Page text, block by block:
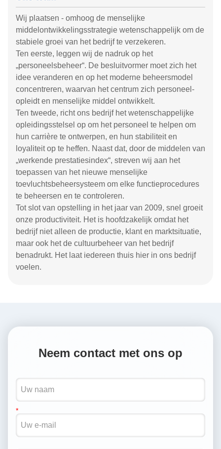
Wij plaatsen - omhoog de menselijke
middelontwikkelingsstrategie wetenschappelijk om de
stabiele groei van het bedrijf te verzekeren.
Ten eerste, leggen wij de nadruk op het
„personeelsbeheer“. De besluitvormer moet zich het
idee veranderen en op het moderne beheersmodel
concentreren, waarvan het centrum zich personeel-
opleidt en menselijke middel ontwikkelt.
Ten tweede, richt ons bedrijf het wetenschappelijke
opleidingsstelsel op om het personeel te helpen om
hun carrière te ontwerpen, en hun stabiliteit en
loyaliteit op te heffen. Naast dat, door de middelen van
„werkende prestatiesindex“, streven wij aan het
toepassen van het nieuwe menselijke
toevluchtsbeheersysteem om elke functieprocedures
te beheersen en te controleren.
Tot slot van opstelling in het jaar van 2009, snel groeit
onze productiviteit. Het is hoofdzakelijk omdat het
bedrijf niet alleen de productie, klant en marktsituatie,
maar ook het de cultuurbeheer van het bedrijf
benadrukt. Het laat iedereen thuis hier in ons bedrijf
voelen.
Neem contact met ons op